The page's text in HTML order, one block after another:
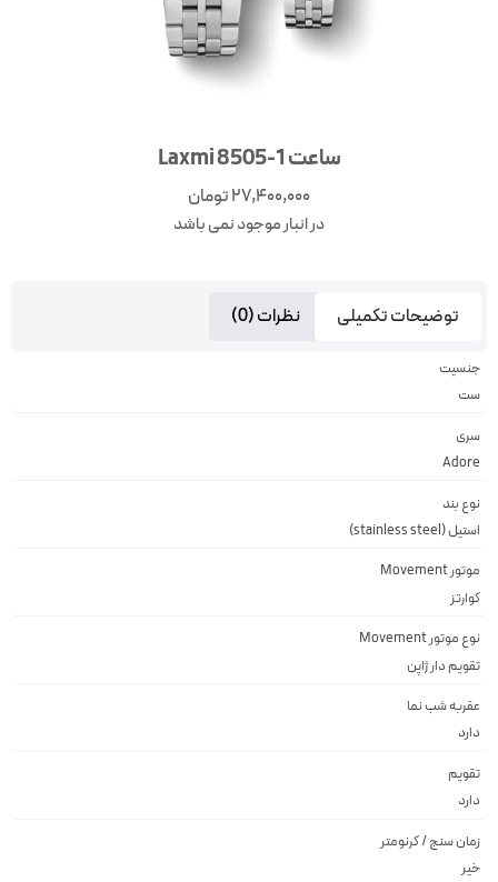
ساعت Laxmi 8505-1
27,400,000تومان
در انبار موجود نمی باشد
توضیحات تکمیلی نظرات (0)
جنسیت
ست
سری
Adore
نوع بند
استیل (stainless steel)
موتور Movement
کوارتز
نوع موتور Movement
تقويم دار ژاپن
عقربه شب نما
دارد
تقویم
دارد
زمان سنج / کرنومتر
خیر